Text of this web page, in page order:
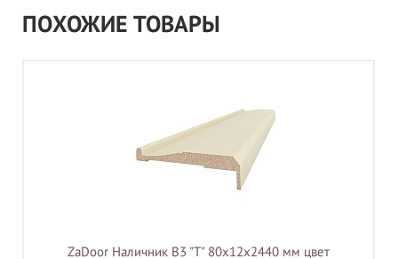
ПОХОЖИЕ ТОВАРЫ
ZaDoor Наличник B3 "Т" 80х12х2440 мм цвет